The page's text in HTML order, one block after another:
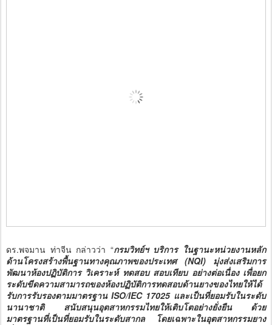
ดร.พจมาน ท่าจีน กล่าวว่า “กรมวิทย์ฯ บริการ ในฐานะหน่วยงานหลัก
ด้านโครงสร้างพื้นฐานทางคุณภาพของประเทศ (NQI) มุ่งส่งเสริมการ
พัฒนาห้องปฏิบัติการ วิเคราะห์ ทดสอบ สอบเทียบ อย่างต่อเนื่อง เพื่อยก
ระดับขีดความสามารถของห้องปฏิบัติการทดสอบด้านยางของไทยให้ได้
รับการรับรองตามมาตรฐาน ISO/IEC 17025 และเป็นที่ยอมรับในระดับ
นานาชาติ สนับสนุนอุตสาหกรรมไทยให้เติบโตอย่างยั่งยืน ด้วย
มาตรฐานที่เป็นที่ยอมรับในระดับสากล โดยเฉพาะในอุตสาหกรรมยาง